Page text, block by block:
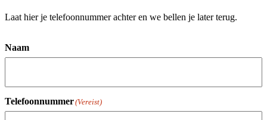
Laat hier je telefoonnummer achter en we bellen je later terug.
Naam
Telefoonnummer(Vereist)